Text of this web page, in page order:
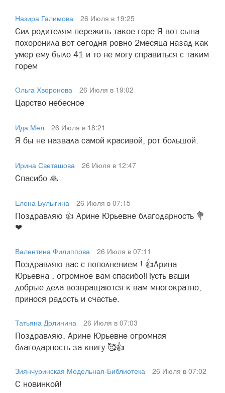
Назира Галимова
26 Июля в 19:25
Сил родителям пережить такое горе Я вот сына
похоронила вот сегодня ровно 2месяца назад как
умер ему было 41 и то не могу справиться с таким
горем
Ольга Хворонова
26 Июля в 19:02
Царство небесное
Ида Мел
26 Июля в 18:21
Я бы не назвала самой красивой, рот большой.
Ирина Светашова
26 Июля в 12:47
Спасибо 🙏
Елена Булыгина
26 Июля в 07:15
Поздравляю 👍 Арине Юрьевне благодарность 💐
❤
Валентина Филиппова
26 Июля в 07:11
Поздравляю вас с пополнением ! 👍Арина
Юрьевна , огромное вам спасибо!Пусть ваши
добрые дела возвращаются к вам многократно,
принося радость и счастье.
Татьяна Долинина
26 Июля в 07:03
Поздравляю. Арине Юрьевне огромная
благодарность за книгу 🥰👍
Зиянчуринская Модельная-Библиотека
26 Июля в 07:02
С новинкой!